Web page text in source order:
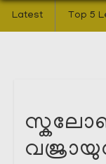
Latest Top 5